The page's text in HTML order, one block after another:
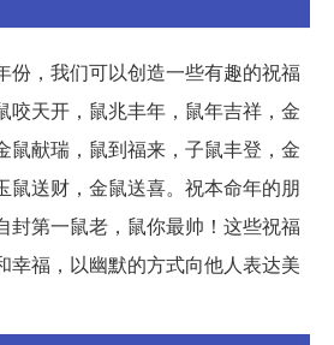
份，我们可以创造一些有趣的祝福
咬天开，鼠兆丰年，鼠年吉祥，金
鼠献瑞，鼠到福来，子鼠丰登，金
鼠送财，金鼠送喜。祝本命年的朋
封第一鼠老，鼠你最帅！这些祝福
幸福，以幽默的方式向他人表达美